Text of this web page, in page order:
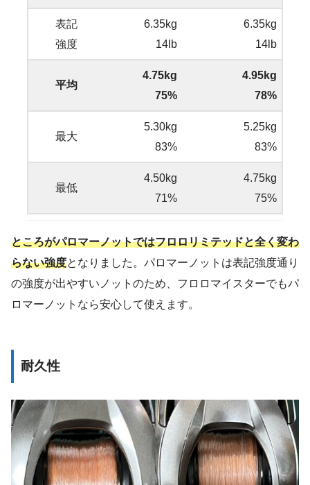
表記
強度
6.35kg
14lb
6.35kg
14lb
平均
4.75kg
75%
4.95kg
78%
最大
5.30kg
83%
5.25kg
83%
最低
4.50kg
71%
4.75kg
75%
ところがパロマーノットではフロロリミテッドと全く変わ
らない強度となりました。パロマーノットは表記強度通り
の強度が出やすいノットのため、フロロマイスターでもパ
ロマーノットなら安心して使えます。
耐久性